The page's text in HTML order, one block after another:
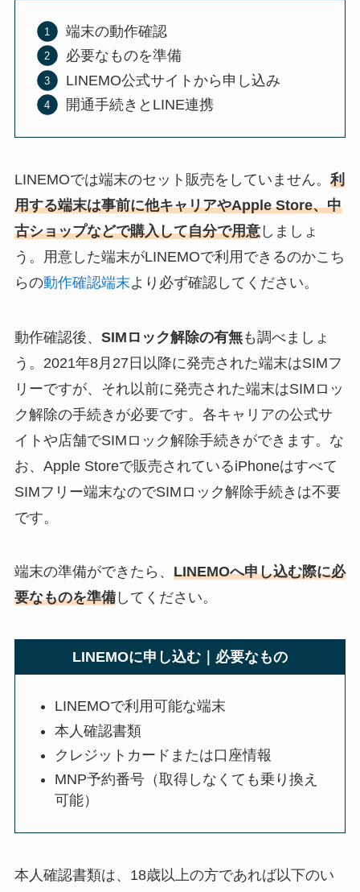
端末の動作確認
必要なものを準備
LINEMO公式サイトから申し込み
開通手続きとLINE連携
LINEMOでは端末のセット販売をしていません。 利
用する端末は事前に他キャリアやApple Store、中
古ショップなどで購入して自分で用意しましょ
う。用意した端末がLINEMOで利用できるのかこち
らの動作確認端末より必ず確認してください。
動作確認後、 SIMロック解除の有無も調べましょ
う。2021年8月27日以降に発売された端末はSIMフ
リーですが、それ以前に発売された端末はSIMロッ
ク解除の手続きが必要です。各キャリアの公式サ
イトや店舗でSIMロック解除手続きができます。な
お、Apple Storeで販売されているiPhoneはすべて
SIMフリー端末なのでSIMロック解除手続きは不要
です。
端末の準備ができたら、 LINEMOへ申し込む際に必
要なものを準備してください。
LINEMOに申し込む｜必要なもの
LINEMOで利用可能な端末
本人確認書類
クレジットカードまたは口座情報
MNP予約番号（取得しなくても乗り換え
可能）
本人確認書類は、18歳以上の方であれば以下のい